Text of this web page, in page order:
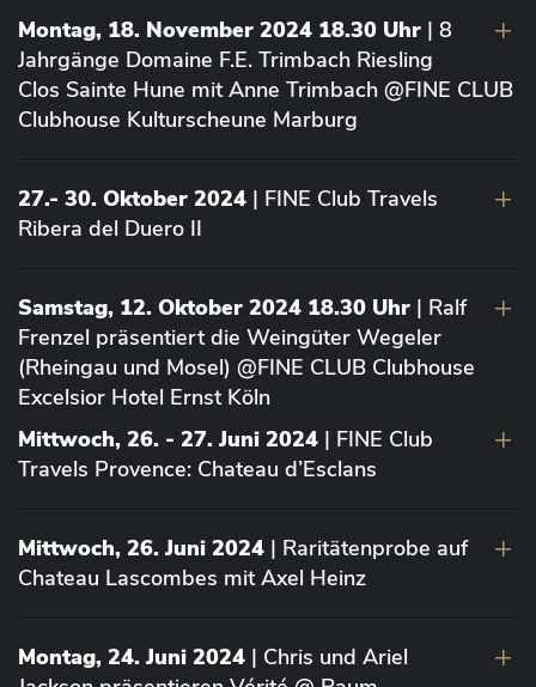
Montag, 18. November 2024 18.30 Uhr | 8
Jahrgänge Domaine F.E. Trimbach Riesling
Clos Sainte Hune mit Anne Trimbach @FINE CLUB
Clubhouse Kulturscheune Marburg
27.- 30. Oktober 2024 | FINE Club Travels
Ribera del Duero II
Samstag, 12. Oktober 2024 18.30 Uhr | Ralf
Frenzel präsentiert die Weingüter Wegeler
(Rheingau und Mosel) @FINE CLUB Clubhouse
Excelsior Hotel Ernst Köln
Mittwoch, 26. - 27. Juni 2024 | FINE Club
Travels Provence: Chateau d’Esclans
Mittwoch, 26. Juni 2024 | Raritätenprobe auf
Chateau Lascombes mit Axel Heinz
Montag, 24. Juni 2024 | Chris und Ariel